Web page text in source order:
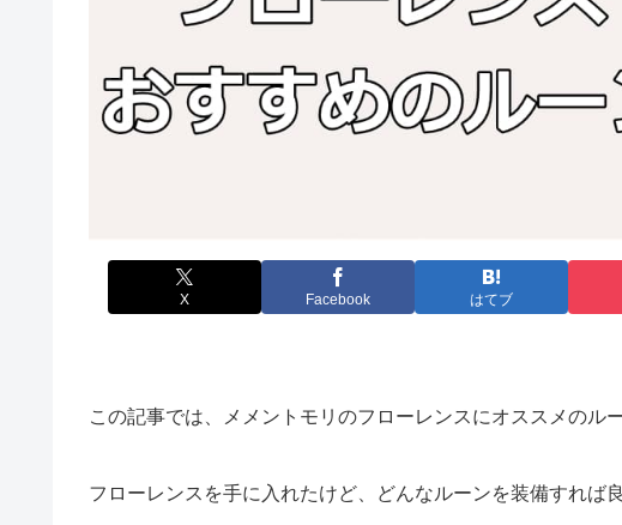
X Facebook はてブ
この記事では、メメントモリのフローレンスにオススメのル
フローレンスを手に入れたけど、どんなルーンを装備すれば